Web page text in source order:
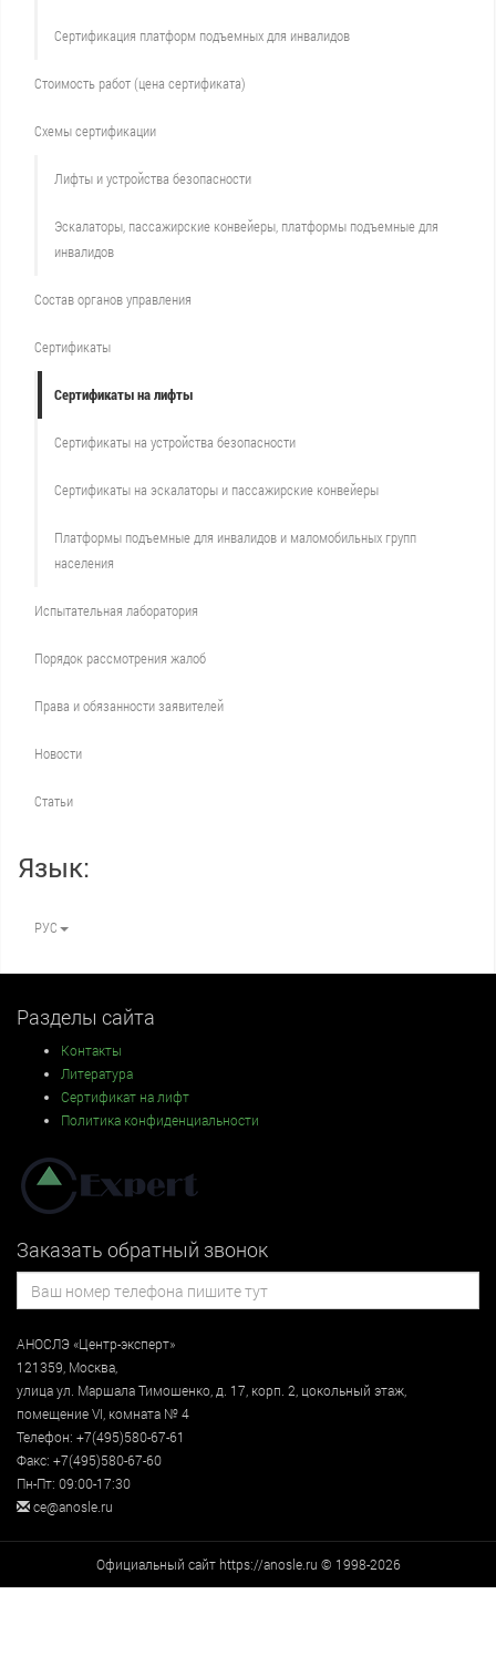
Сертификация платформ подъемных для инвалидов
Стоимость работ (цена сертификата)
Схемы сертификации
Лифты и устройства безопасности
Эскалаторы, пассажирские конвейеры, платформы подъемные для
инвалидов
Состав органов управления
Сертификаты
Сертификаты на лифты
Сертификаты на устройства безопасности
Сертификаты на эскалаторы и пассажирские конвейеры
Платформы подъемные для инвалидов и маломобильных групп
населения
Испытательная лаборатория
Порядок рассмотрения жалоб
Права и обязанности заявителей
Новости
Статьи
Язык:
РУС
Разделы сайта
Контакты
Литература
Сертификат на лифт
Политика конфиденциальности
Заказать обратный звонок
АНОСЛЭ «Центр-эксперт»
121359 Москва
улицаул. Маршала Тимошенко, д. 17, корп. 2, цокольный этаж
помещение VI, комната № 4
Телефон: +7(495)580-67-61
Факс: +7(495)580-67-60
Пн-Пт: 09:00-17:30
ce@anosle.ru
Официальный сайт https://anosle.ru © 1998-2026